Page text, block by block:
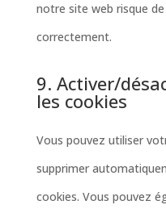
notre site web risque
correctement.
9. Activer/
les cookies
Vous pouvez utiliser
supprimer
cookies. Vous pouvez